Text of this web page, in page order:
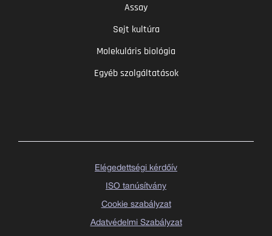
Assay
Sejt kultúra
Molekuláris biológia
Egyéb szolgáltatások
Elégedettségi kérdőív
ISO tanúsítvány
Cookie szabályzat
Adatvédelmi Szabályzat